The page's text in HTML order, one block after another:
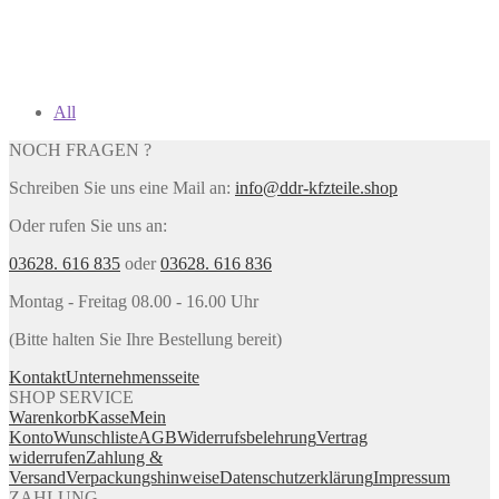
All
NOCH FRAGEN ?
Schreiben Sie uns eine Mail an: info@ddr-kfzteile.shop
Oder rufen Sie uns an:
03628. 616 835 oder03628. 616 836
Montag - Freitag 08.00 - 16.00 Uhr
(Bitte halten Sie Ihre Bestellung bereit)
KontaktUnternehmensseite
SHOP SERVICE
WarenkorbKasseMein
KontoWunschlisteAGBWiderrufsbelehrungVertrag
widerrufenZahlung &
VersandVerpackungshinweiseDatenschutzerklärungImpressum